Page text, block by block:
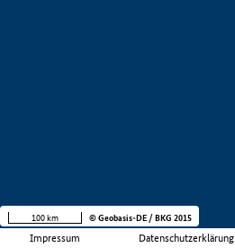
Impressum Datenschutzerklärung
100 km © Geobasis-DE / BKG 2015